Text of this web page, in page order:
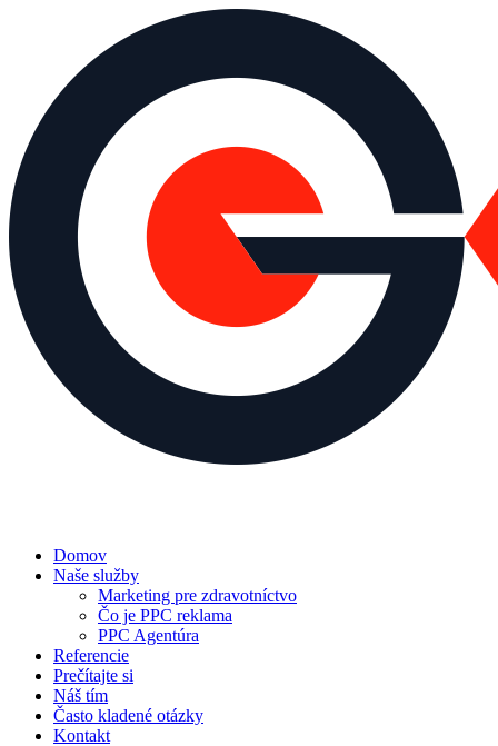
Domov
Naše služby
Marketing pre zdravotníctvo
Čo je PPC reklama
PPC Agentúra
Referencie
Prečítajte si
Náš tím
Často kladené otázky
Kontakt